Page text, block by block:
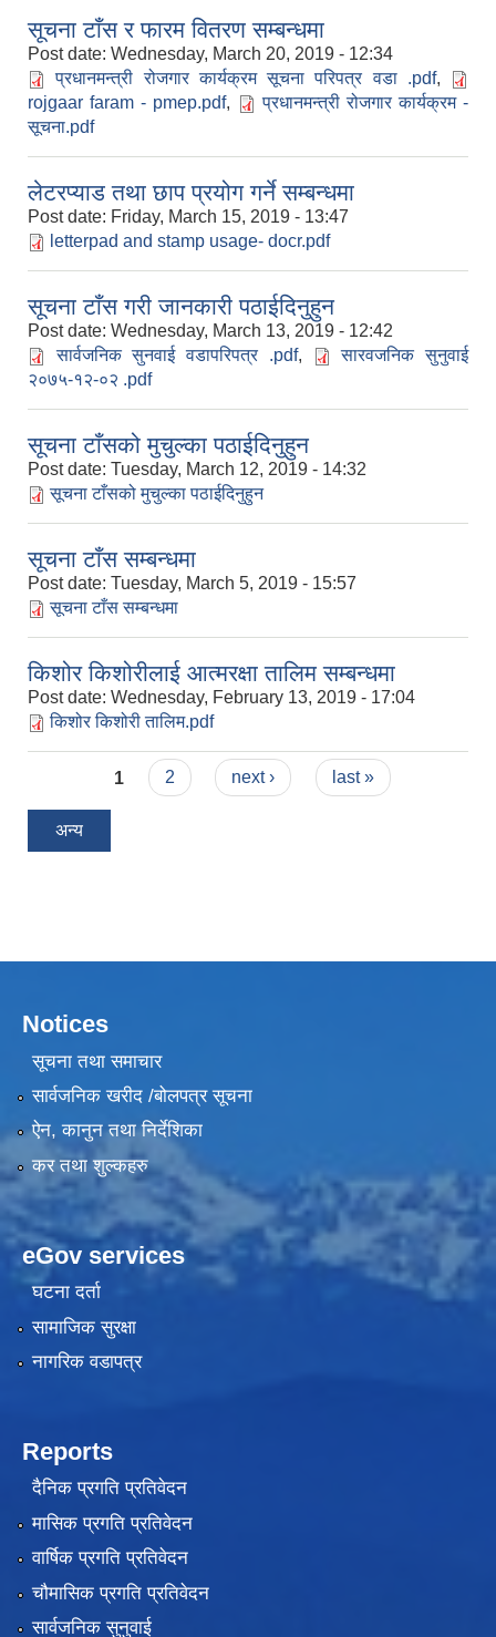
सूचना टाँस र फारम वितरण सम्बन्धमा
Post date: Wednesday, March 20, 2019 - 12:34
प्रधानमन्त्री रोजगार कार्यक्रम सूचना परिपत्र वडा .pdf,
rojgaar faram - pmep.pdf,
प्रधानमन्त्री रोजगार कार्यक्रम -
सूचना.pdf
लेटरप्याड तथा छाप प्रयोग गर्ने सम्बन्धमा
Post date: Friday, March 15, 2019 - 13:47
letterpad and stamp usage- docr.pdf
सूचना टाँस गरी जानकारी पठाईदिनुहुन
Post date: Wednesday, March 13, 2019 - 12:42
सार्वजनिक सुनवाई वडापरिपत्र .pdf,
सारवजनिक सुनुवाई
२०७५-१२-०२ .pdf
सूचना टाँसको मुचुल्का पठाईदिनुहुन
Post date: Tuesday, March 12, 2019 - 14:32
सूचना टाँसको मुचुल्का पठाईदिनुहुन
सूचना टाँस सम्बन्धमा
Post date: Tuesday, March 5, 2019 - 15:57
सूचना टाँस सम्बन्धमा
किशोर किशोरीलाई आत्मरक्षा तालिम सम्बन्धमा
Post date: Wednesday, February 13, 2019 - 17:04
किशोर किशोरी तालिम.pdf
Pages
1 2 next › last »
अन्य
Notices
सूचना तथा समाचार
सार्वजनिक खरीद /बोलपत्र सूचना
ऐन, कानुन तथा निर्देशिका
कर तथा शुल्कहरु
eGov services
घटना दर्ता
सामाजिक सुरक्षा
नागरिक वडापत्र
Reports
दैनिक प्रगति प्रतिवेदन
मासिक प्रगति प्रतिवेदन
वार्षिक प्रगति प्रतिवेदन
चौमासिक प्रगति प्रतिवेदन
सार्वजनिक सुनुवाई